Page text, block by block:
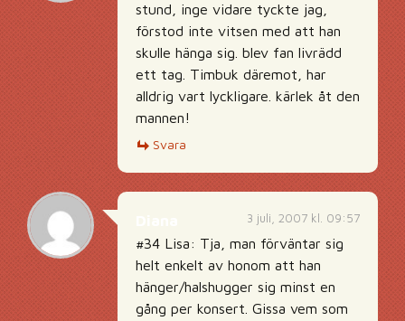
stund, inge vidare tyckte jag,
förstod inte vitsen med att han
skulle hänga sig. blev fan livrädd
ett tag. Timbuk däremot, har
alldrig vart lyckligare. kärlek åt den
mannen!
Svara
3 juli, 2007 kl. 09:57
#34 Lisa: Tja, man förväntar sig
helt enkelt av honom att han
hänger/halshugger sig minst en
gång per konsert. Gissa vem som